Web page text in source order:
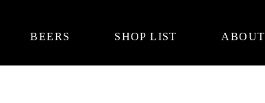
BEERS SHOP LIST ABOUT